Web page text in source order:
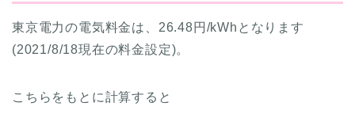
東京電力の電気料金は、26.48円/kWhとなります
(2021/8/18現在の料金設定)。
こちらをもとに計算すると